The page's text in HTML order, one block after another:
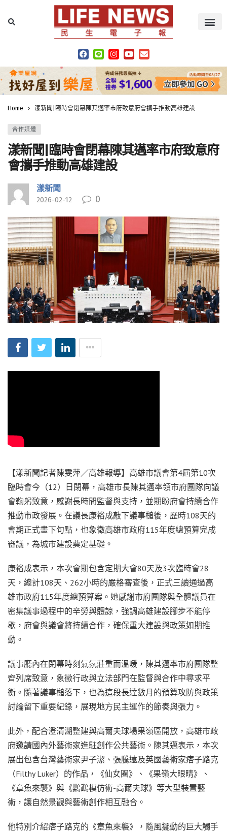
Home 漾新聞|臨時會閉幕陳其邁率市府致意府會攜手推動高雄建設
合作媒體
漾新聞|臨時會閉幕陳其邁率市府致意府
會攜手推動高雄建設
漾新聞
2026-02-12 0
【漾新聞記者陳雯萍／高雄報導】高雄市議會第4屆第10次
臨時會今（12）日閉幕，高雄市長陳其邁率領市府團隊向議
會鞠躬致意，感謝長時間監督與支持，並期盼府會持續合作
推動市政發展。在議長康裕成敲下議事槌後，歷時108天的
會期正式畫下句點，也象徵高雄市政府115年度總預算完成
審議，為城市建設奠定基礎。
康裕成表示，本次會期包含定期大會80天及3次臨時會28
天，總計108天、262小時的嚴格審查後，正式三讀通過高
雄市政府115年度總預算案。她感謝市府團隊與全體議員在
密集議事過程中的辛勞與體諒，強調高雄建設腳步不能停
歇，府會與議會將持續合作，確保重大建設與政策如期推
動。
議事廳內在閉幕時刻氣氛莊重而溫暖，陳其邁率市府團隊整
齊列席致意，象徵行政與立法部門在監督與合作中尋求平
衡。隨著議事槌落下，也為這段長達數月的預算攻防與政策
討論留下重要紀錄，展現地方民主運作的節奏與張力。
此外，配合澄清湖整建與高爾夫球場果嶺區開放，高雄市政
府邀請國內外藝術家進駐創作公共藝術。陳其邁表示，本次
展出包含台灣藝術家尹子潔、張騰遠及英國藝術家痞子路克
（Filthy Luker）的作品，《仙女圈》、《果嶺大眼睛》、
《章魚來襲》與《鸚鵡模仿術-高爾夫球》等大型裝置藝
術，讓自然景觀與藝術創作相互融合。
他特別介紹痞子路克的《章魚來襲》，隨風擺動的巨大觸手